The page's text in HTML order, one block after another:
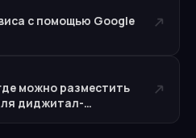
с помощью Google
можно разместить
диджитал-